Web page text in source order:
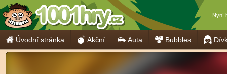
Nyní
Úvodní stránka Akční Auta Bubbles